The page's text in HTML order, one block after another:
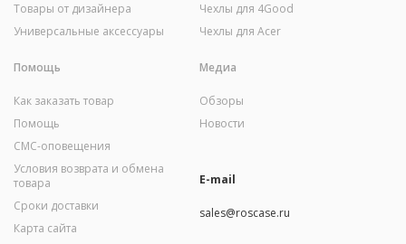
Товары от дизайнера
Универсальные аксессуары
Чехлы для 4Good
Чехлы для Acer
Помощь
Как заказать товар
Помощь
СМС-оповещения
Условия возврата и обмена
товара
Сроки доставки
Карта сайта
Медиа
Обзоры
Новости
E-mail
sales@roscase.ru